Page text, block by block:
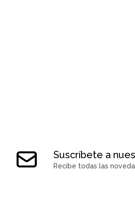
Suscríbete a
Recibe todas las